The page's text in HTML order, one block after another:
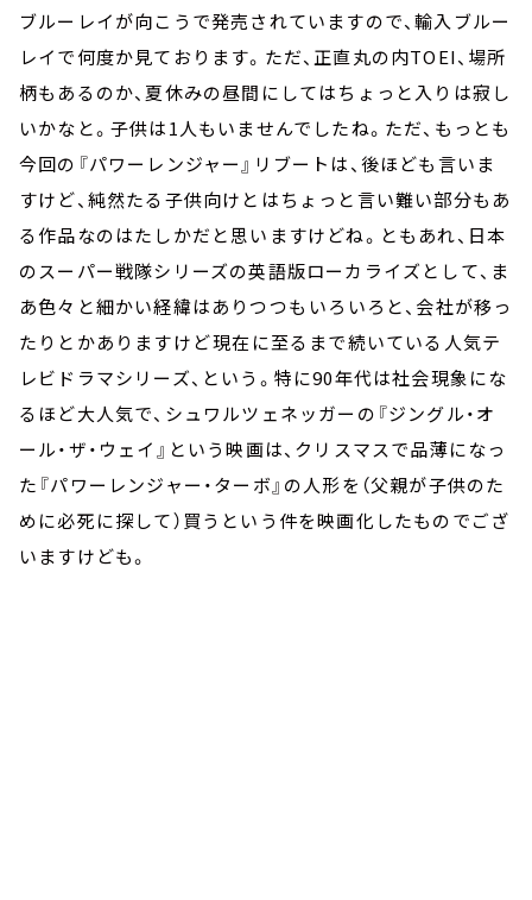
ブルーレイが向こうで発売されていますので、輸入ブルー
レイで何度か見ております。ただ、正直丸の内TOEI、場所
柄もあるのか、夏休みの昼間にしてはちょっと入りは寂し
いかなと。子供は1人もいませんでしたね。ただ、もっとも
今回の『パワーレンジャー』リブートは、後ほども言いま
すけど、純然たる子供向けとはちょっと言い難い部分もあ
る作品なのはたしかだと思いますけどね。ともあれ、日本
のスーパー戦隊シリーズの英語版ローカライズとして、ま
あ色々と細かい経緯はありつつも――いろいろと、会社が移っ
たりとかありますけど――現在に至るまで続いている人気テ
レビドラマシリーズ、という。特に90年代は社会現象にな
るほど大人気で、シュワルツェネッガーの『ジングル・オ
ール・ザ・ウェイ』という映画は、クリスマスで品薄になっ
た『パワーレンジャー・ターボ』の人形を（父親が子供のた
めに必死に探して）買うという件を映画化したものでござ
いますけども。